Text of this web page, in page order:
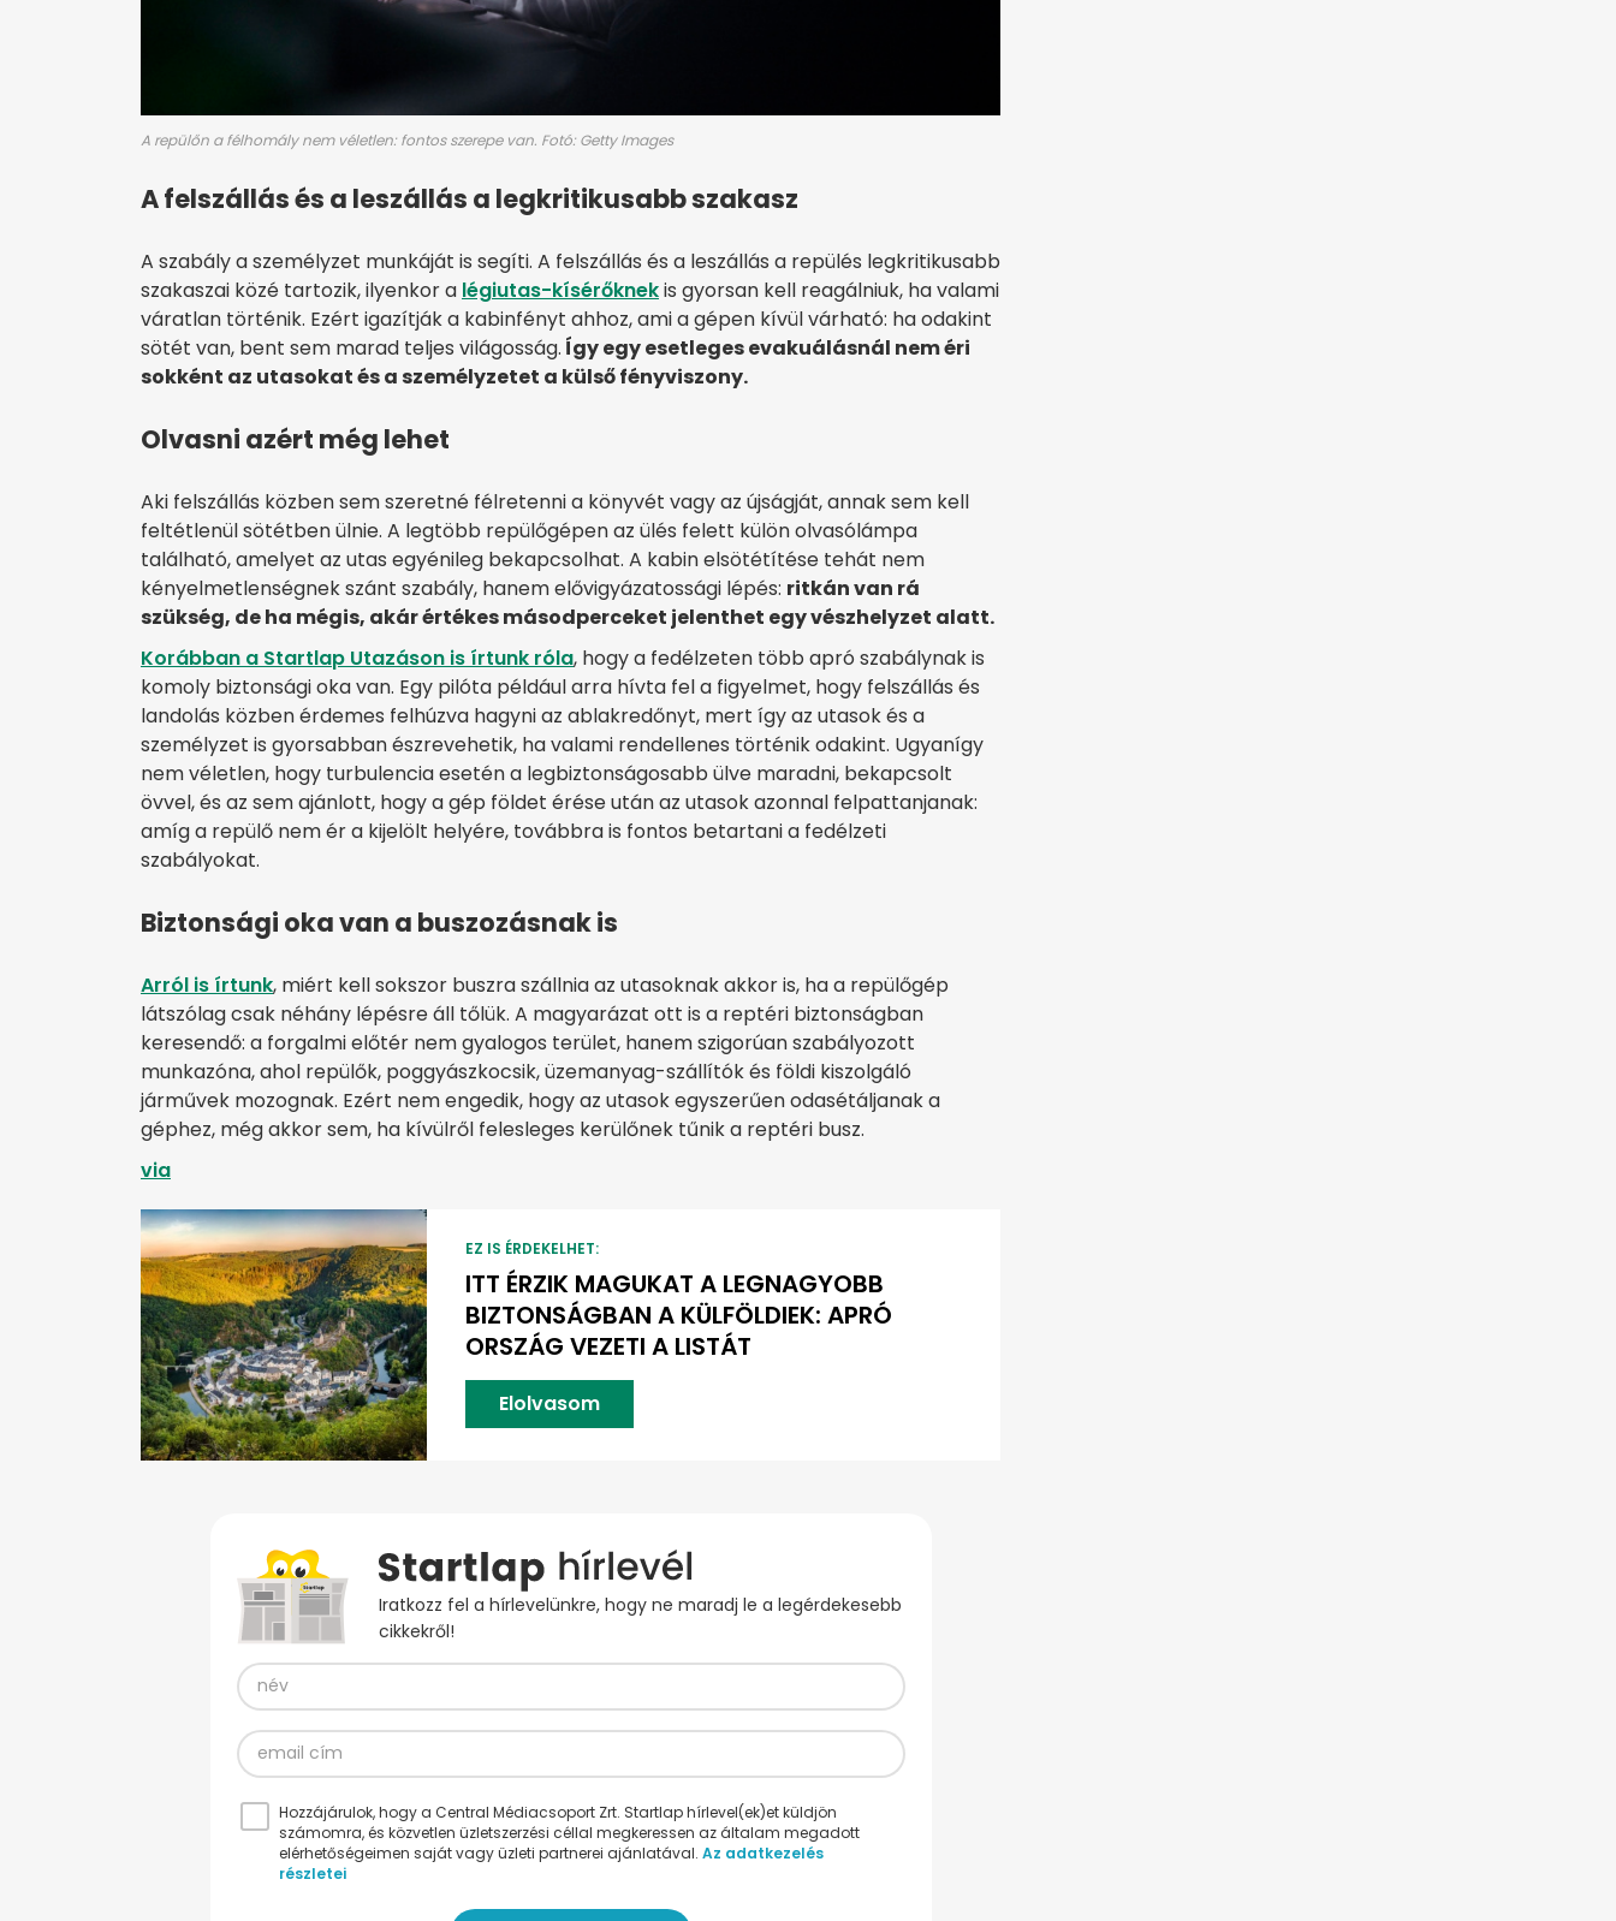
A repülőn a félhomály nem véletlen: fontos szerepe van. Fotó: Getty Images
A felszállás és a leszállás a legkritikusabb szakasz
A szabály a személyzet munkáját is segíti. A felszállás és a leszállás a repülés legkritikusabb
szakaszai közé tartozik, ilyenkor a légiutas-kísérőknekis gyorsan kell reagálniuk, ha valami
váratlan történik. Ezért igazítják a kabinfényt ahhoz, ami a gépen kívül várható: ha odakint
sötét van, bent sem marad teljes világosság. Így egy esetleges evakuálásnál nem éri
sokként az utasokat és a személyzetet a külső fényviszony.
Olvasni azért még lehet
Aki felszállás közben sem szeretné félretenni a könyvét vagy az újságját, annak sem kell
feltétlenül sötétben ülnie. A legtöbb repülőgépen az ülés felett külön olvasólámpa
található, amelyet az utas egyénileg bekapcsolhat. A kabin elsötétítése tehát nem
kényelmetlenségnek szánt szabály, hanem elővigyázatossági lépés: ritkán van rá
szükség, de ha mégis, akár értékes másodperceket jelenthet egy vészhelyzet alatt.
Korábban a Startlap Utazáson is írtunk róla, hogy a fedélzeten több apró szabálynak is
komoly biztonsági oka van. Egy pilóta például arra hívta fel a figyelmet, hogy felszállás és
landolás közben érdemes felhúzva hagyni az ablakredőnyt, mert így az utasok és a
személyzet is gyorsabban észrevehetik, ha valami rendellenes történik odakint. Ugyanígy
nem véletlen, hogy turbulencia esetén a legbiztonságosabb ülve maradni, bekapcsolt
övvel, és az sem ajánlott, hogy a gép földet érése után az utasok azonnal felpattanjanak:
amíg a repülő nem ér a kijelölt helyére, továbbra is fontos betartani a fedélzeti
szabályokat.
Biztonsági oka van a buszozásnak is
Arról is írtunk, miért kell sokszor buszra szállnia az utasoknak akkor is, ha a repülőgép
látszólag csak néhány lépésre áll tőlük. A magyarázat ott is a reptéri biztonságban
keresendő: a forgalmi előtér nem gyalogos terület, hanem szigorúan szabályozott
munkazóna, ahol repülők, poggyászkocsik, üzemanyag-szállítók és földi kiszolgáló
járművek mozognak. Ezért nem engedik, hogy az utasok egyszerűen odasétáljanak a
géphez, még akkor sem, ha kívülről felesleges kerülőnek tűnik a reptéri busz.
via
EZ IS ÉRDEKELHET:
ITT ÉRZIK MAGUKAT A LEGNAGYOBB
BIZTONSÁGBAN A KÜLFÖLDIEK: APRÓ
ORSZÁG VEZETI A LISTÁT
Elolvasom
Iratkozz fel a hírlevelünkre, hogy ne maradj le a legérdekesebb
cikkekről!
Hozzájárulok, hogy a Central Médiacsoport Zrt. Startlap hírlevel(ek)et küldjön
számomra, és közvetlen üzletszerzési céllal megkeressen az általam megadott
elérhetőségeimen saját vagy üzleti partnerei ajánlatával. Az adatkezelés
részletei